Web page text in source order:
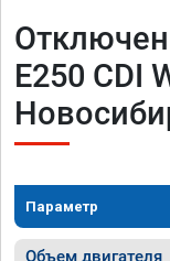
E250 CDI
Параметр
Объем двигателя